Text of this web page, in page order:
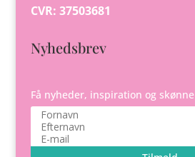
CVR: 37503681
Nyhedsbrev
Få nyheder, inspiration og